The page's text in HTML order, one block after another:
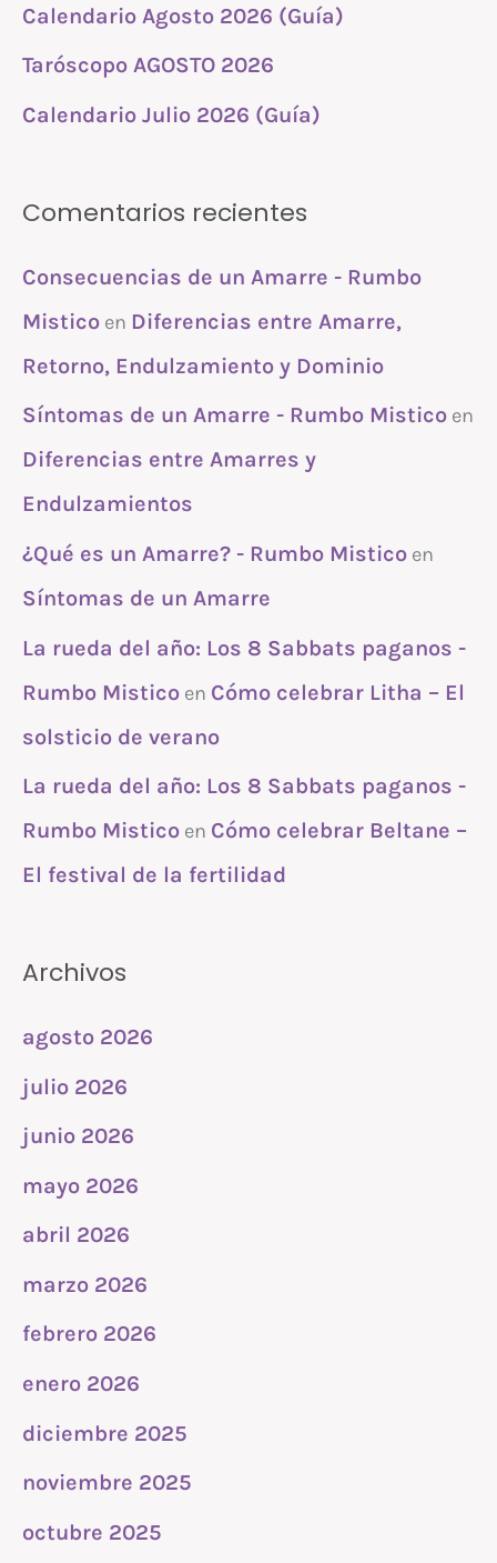
Calendario Agosto 2026 (Guía)
Taróscopo AGOSTO 2026
Calendario Julio 2026 (Guía)
Comentarios recientes
Consecuencias de un Amarre - Rumbo
Mistico en Diferencias entre Amarre,
Retorno, Endulzamiento y Dominio
Síntomas de un Amarre - Rumbo Mistico en
Diferencias entre Amarres y
Endulzamientos
¿Qué es un Amarre? - Rumbo Mistico en
Síntomas de un Amarre
La rueda del año: Los 8 Sabbats paganos -
Rumbo Mistico en Cómo celebrar Litha – El
solsticio de verano
La rueda del año: Los 8 Sabbats paganos -
Rumbo Mistico en Cómo celebrar Beltane –
El festival de la fertilidad
Archivos
agosto 2026
julio 2026
junio 2026
mayo 2026
abril 2026
marzo 2026
febrero 2026
enero 2026
diciembre 2025
noviembre 2025
octubre 2025